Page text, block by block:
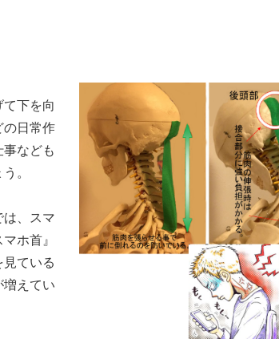
下を向
の日常作
なども
。
は、スマ
ホ首』
ている
増えてい